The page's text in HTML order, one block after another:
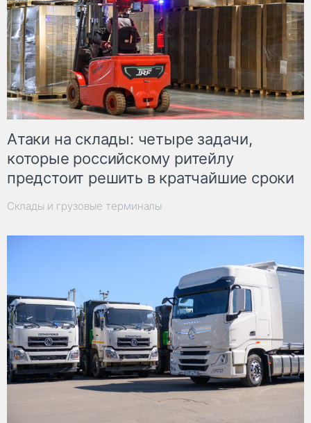
Атаки на склады: четыре задачи,
которые российскому ритейлу
предстоит решить в кратчайшие сроки
Склады и грузовые терминалы